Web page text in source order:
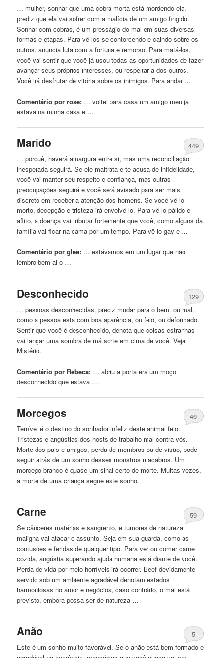
… mulher, sonhar que uma cobra morta está mordendo ela,
prediz que ela vai sofrer com a malícia deum amigo fingido.
Sonhar com cobras, éum presságio do mal em suas diversas
formas e etapas. Para vê-los se contorcendo e caindo sobre os
outros, anuncia luta com a fortuna e remorso. Para matá-los,
você vai sentir que você já usou todas as oportunidades de fazer
avançar seus próprios interesses, ou respeitar a dos outros.
Você irá desfrutar de vitória sobre os inimigos. Para andar …
Comentário por rose: … voltei para casaum amigo meu ja
estava na minha casa e …
Marido
449
… porquê, haverá amargura entre si, mas uma reconciliação
inesperada seguirá. Se ele maltrata ete acusa de infidelidade,
você vai manter seu respeito e confiança, mas outras
preocupações seguirá e você será avisado para ser mais
discreto em receber a atenção dos homens. Se você vê-lo
morto, decepção e tristeza irá envolvê-lo. Para vê-lo pálido e
aflito, a doença vai tributar fortemente que você, como alguns da
família vai ficar na cama porum tempo. Para vê-lo gay e …
Comentário por glee: … estávamos emum lugar que não
lembro bem ai o …
Desconhecido
129
… pessoas desconhecidas, prediz mudar para o bem, ou mal,
como a pessoa está com boa aparência, oufeio, ou deformado.
Sentir que você é desconhecido, denota que coisas estranhas
vai lançar uma sombra de má sorte em cima de você. Veja
Mistério.
Comentário por Rebeca: … abriu a porta eraum moço
desconhecido que estava …
Morcegos
46
Terrível é o destino do sonhador infeliz deste animalfeio.
Tristezas e angústias dos hosts de trabalho mal contra vós.
Morte dos pais e amigos, perda de membros ou de visão, pode
seguir atrás deum sonho desses monstros macabros. Um
morcego branco é quaseum sinal certo de morte. Muitas vezes,
a morte de uma criança segue este sonho.
Carne
59
Se cânceres matérias e sangrento, e tumores de natureza
maligna vaiatacaro assunto. Seja em sua guarda, como as
contusões e feridas de qualquer tipo. Para ver ou comer carne
cozida, angústia superando ajuda humana está diante de você.
Perda de vida por meio horríveis irá ocorrer. Beef devidamente
servido sobum ambiente agradável denotam estados
harmoniosas no amor e negócios, caso contrário, o mal está
previsto, embora possa ser de natureza …
Anão
5
Este éum sonho muito favorável. Se o anão está bem formado e